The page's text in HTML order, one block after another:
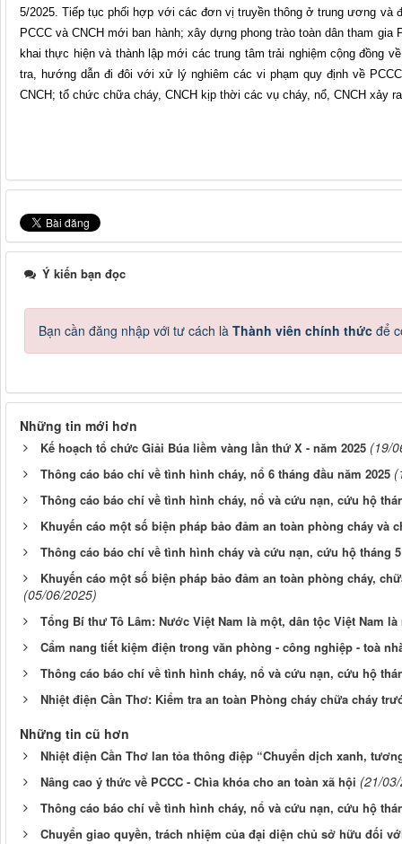
5/2025. Tiếp tục phối hợp với các đơn vị truyền thông ở trung ương và
PCCC và CNCH mới ban hành; xây dựng phong trào toàn dân tham
khai thực hiện và thành lập mới các trung tâm trải nghiệm cộng đồng
tra, hướng dẫn đi đôi với xử lý nghiêm các vi phạm quy định về
CNCH; tổ chức chữa cháy, CNCH kịp thời các vụ cháy, nổ, CNCH xảy
Ý kiến bạn đọc
Bạn cần đăng nhập với tư cách là Thành viên chính thức để
Những tin mới hơn
Kế hoạch tổ chức Giải Búa liềm vàng lần thứ X - năm 2025 (19/
Thông cáo báo chí về tình hình cháy, nổ 6 tháng đầu năm 2025
Thông cáo báo chí về tình hình cháy, nổ và cứu nạn, cứu hộ
Khuyến cáo một số biện pháp bảo đảm an toàn phòng cháy
Thông cáo báo chí về tình hình cháy và cứu nạn, cứu hộ tháng
Khuyến cáo một số biện pháp bảo đảm an toàn phòng cháy,
(05/06/2025)
Tổng Bí thư Tô Lâm: Nước Việt Nam là một, dân tộc Việt Nam là
Cẩm nang tiết kiệm điện trong văn phòng - công nghiệp - toà
Thông cáo báo chí về tình hình cháy, nổ và cứu nạn, cứu hộ
Nhiệt điện Cần Thơ: Kiểm tra an toàn Phòng cháy chữa cháy
Những tin cũ hơn
Nhiệt điện Cần Thơ lan tỏa thông điệp “Chuyển dịch xanh,
Nâng cao ý thức về PCCC - Chìa khóa cho an toàn xã hội (21/
Thông cáo báo chí về tình hình cháy, nổ và cứu nạn, cứu hộ
Chuyển giao quyền, trách nhiệm của đại diện chủ sở hữu đối